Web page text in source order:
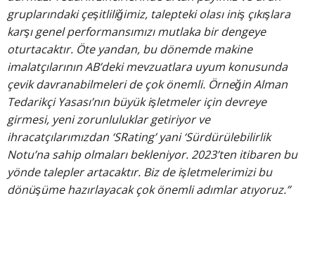
gruplarındaki çeşitliliğimiz, talepteki olası iniş çıkışlara
karşı genel performansımızı mutlaka bir dengeye
oturtacaktır. Öte yandan, bu dönemde makine
imalatçılarının AB’deki mevzuatlara uyum konusunda
çevik davranabilmeleri de çok önemli. Örneğin Alman
Tedarikçi Yasası’nın büyük işletmeler için devreye
girmesi, yeni zorunluluklar getiriyor ve
ihracatçılarımızdan ‘SRating’ yani ‘Sürdürülebilirlik
Notu’na sahip olmaları bekleniyor. 2023’ten itibaren bu
yönde talepler artacaktır. Biz de işletmelerimizi bu
dönüşüme hazırlayacak çok önemli adımlar atıyoruz.”